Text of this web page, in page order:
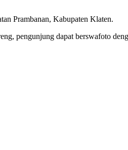
Prambanan, Kabupaten Klaten.
pengunjung dapat berswafoto